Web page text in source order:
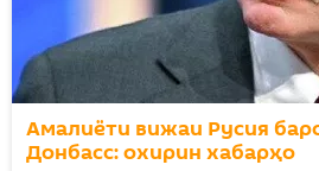
Амалиёти вижаи Русия
Донбасс: охирин хабарҳо